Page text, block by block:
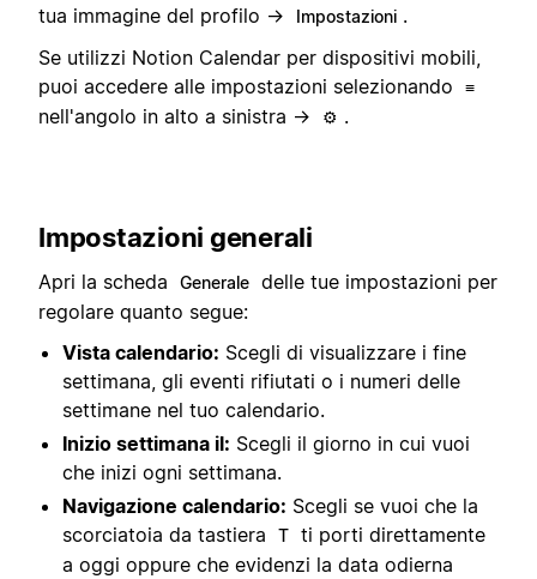
tua immagine del profilo →
Impostazioni .
Se utilizzi Notion Calendar per dispositivi mobili,
puoi accedere alle impostazioni selezionando
≡
nell'angolo in alto a sinistra → ⚙️ .
Impostazioni generali
Apri la scheda Generale delle tue impostazioni per
regolare quanto segue:
Vista calendario: Scegli di visualizzare i fine
settimana, gli eventi rifiutati o i numeri delle
settimane nel tuo calendario.
Inizio settimana il: Scegli il giorno in cui vuoi
che inizi ogni settimana.
Navigazione calendario: Scegli se vuoi che la
scorciatoia da tastiera
T ti porti direttamente
a oggi oppure che evidenzi la data odierna